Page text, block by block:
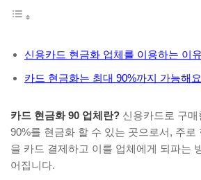
신용카드 현금화 업체를 이용하는 이유
카드 현금화는 최대 90%까지 가능해요
카드 현금화 90 업체란? 신용카드로 구
90%를 현금화 할 수 있는 곳으로서, 주로
을 카드 결제하고 이를 업체에게 되파는
어집니다.